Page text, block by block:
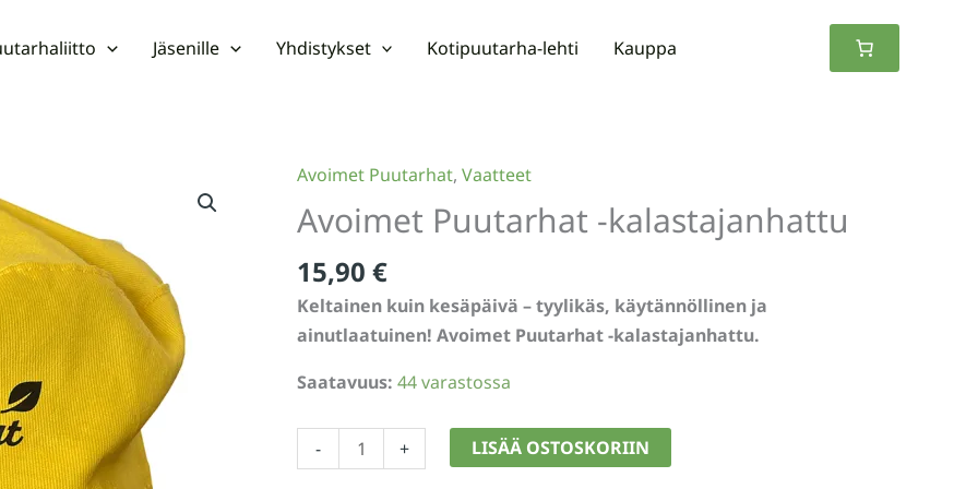
Jäsenille Yhdistykset Kotipuutarha-lehti Kauppa
Avoimet Puutarhat, Vaatteet
Avoimet Puutarhat -kalastajanhattu
15,90 €
Keltainen kuin kesäpäivä – tyylikäs, käytännöllinen ja
ainutlaatuinen! Avoimet Puutarhat -kalastajanhattu.
Saatavuus: 44 varastossa
-
Avoimet
Puutarhat
+ LISÄÄ OSTOSKORIIN